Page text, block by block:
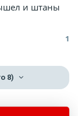
и штаны
1
8)